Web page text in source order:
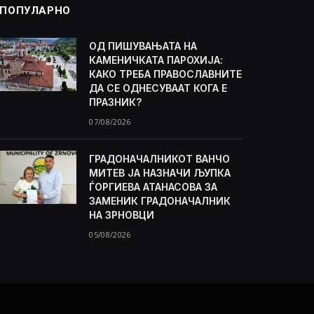
ПОПУЛАРНО
ОД ПИШУВАЊАТА НА
КАМЕНИЧКАТА ПАРОХИЈА:
КАКО ТРЕБА ПРАВОСЛАВНИТЕ
ДА СЕ ОДНЕСУВААТ КОГА Е
ПРАЗНИК?
07/08/2026
ГРАДОНАЧАЛНИКОТ ВАНЧО
МИТЕВ ЈА НАЗНАЧИ ЉУПКА
ЃОРГИЕВА АТАНАСОВА ЗА
ЗАМЕНИК ГРАДОНАЧАЛНИК
НА ЗРНОВЦИ
05/08/2026